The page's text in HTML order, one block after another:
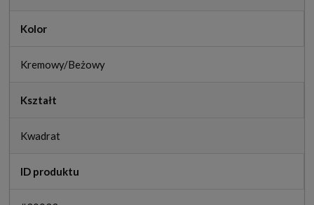
Kolor
Kremowy/Beżowy
Kształt
Kwadrat
ID produktu